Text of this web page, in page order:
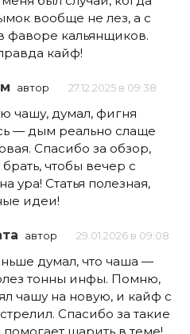
вообще не лез, а с
фаворе кальянщиков.
кайф!
автор 27.12.2025 в 09:38
чашу, думал, фигня
— дым реально слаще
Спасибо за обзор,
чтобы вечер с
ура! Статья полезная,
идеи!
автор 29.01.2026 в 09:08
думал, что чаша —
тонны инфы. Помню,
чашу на новую, и кайф с
Спасибо за такие